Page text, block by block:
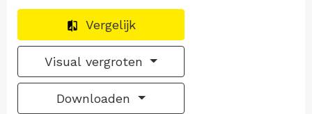
Vergelijk
Visual vergroten
Downloaden